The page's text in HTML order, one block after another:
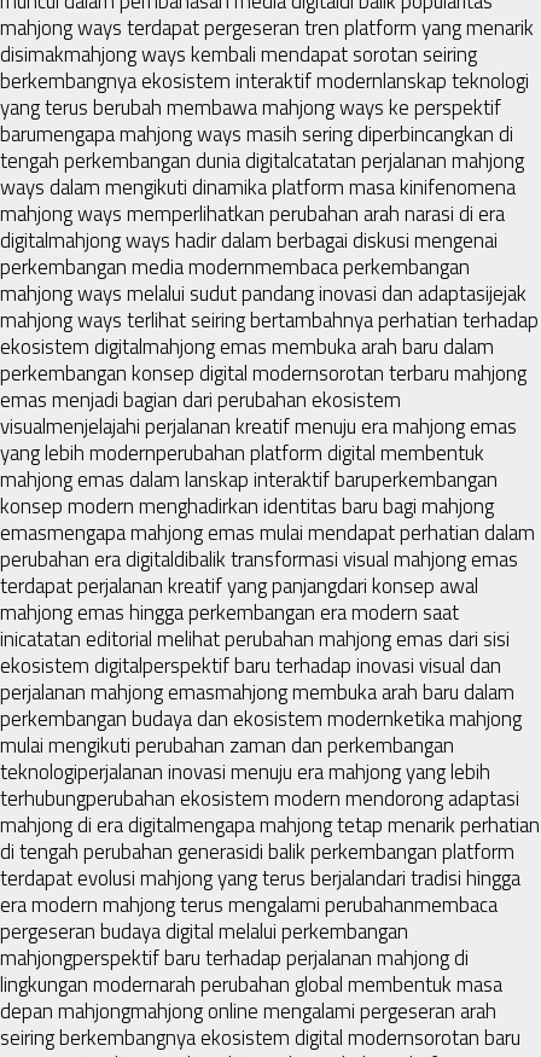
mahjong ways terdapat pergeseran tren platform yang menarik
disimakmahjong ways kembali mendapat sorotan seiring
berkembangnya ekosistem interaktif modernlanskap teknologi
yang terus berubah membawa mahjong ways ke perspektif
barumengapa mahjong ways masih sering diperbincangkan di
tengah perkembangan dunia digitalcatatan perjalanan mahjong
ways dalam mengikuti dinamika platform masa kinifenomena
mahjong ways memperlihatkan perubahan arah narasi di era
digitalmahjong ways hadir dalam berbagai diskusi mengenai
perkembangan media modernmembaca perkembangan
mahjong ways melalui sudut pandang inovasi dan adaptasijejak
mahjong ways terlihat seiring bertambahnya perhatian terhadap
ekosistem digitalmahjong emas membuka arah baru dalam
perkembangan konsep digital modernsorotan terbaru mahjong
emas menjadi bagian dari perubahan ekosistem
visualmenjelajahi perjalanan kreatif menuju era mahjong emas
yang lebih modernperubahan platform digital membentuk
mahjong emas dalam lanskap interaktif baruperkembangan
konsep modern menghadirkan identitas baru bagi mahjong
emasmengapa mahjong emas mulai mendapat perhatian dalam
perubahan era digitaldibalik transformasi visual mahjong emas
terdapat perjalanan kreatif yang panjangdari konsep awal
mahjong emas hingga perkembangan era modern saat
inicatatan editorial melihat perubahan mahjong emas dari sisi
ekosistem digitalperspektif baru terhadap inovasi visual dan
perjalanan mahjong emasmahjong membuka arah baru dalam
perkembangan budaya dan ekosistem modernketika mahjong
mulai mengikuti perubahan zaman dan perkembangan
teknologiperjalanan inovasi menuju era mahjong yang lebih
terhubungperubahan ekosistem modern mendorong adaptasi
mahjong di era digitalmengapa mahjong tetap menarik perhatian
di tengah perubahan generasidi balik perkembangan platform
terdapat evolusi mahjong yang terus berjalandari tradisi hingga
era modern mahjong terus mengalami perubahanmembaca
pergeseran budaya digital melalui perkembangan
mahjongperspektif baru terhadap perjalanan mahjong di
lingkungan modernarah perubahan global membentuk masa
depan mahjongmahjong online mengalami pergeseran arah
seiring berkembangnya ekosistem digital modernsorotan baru